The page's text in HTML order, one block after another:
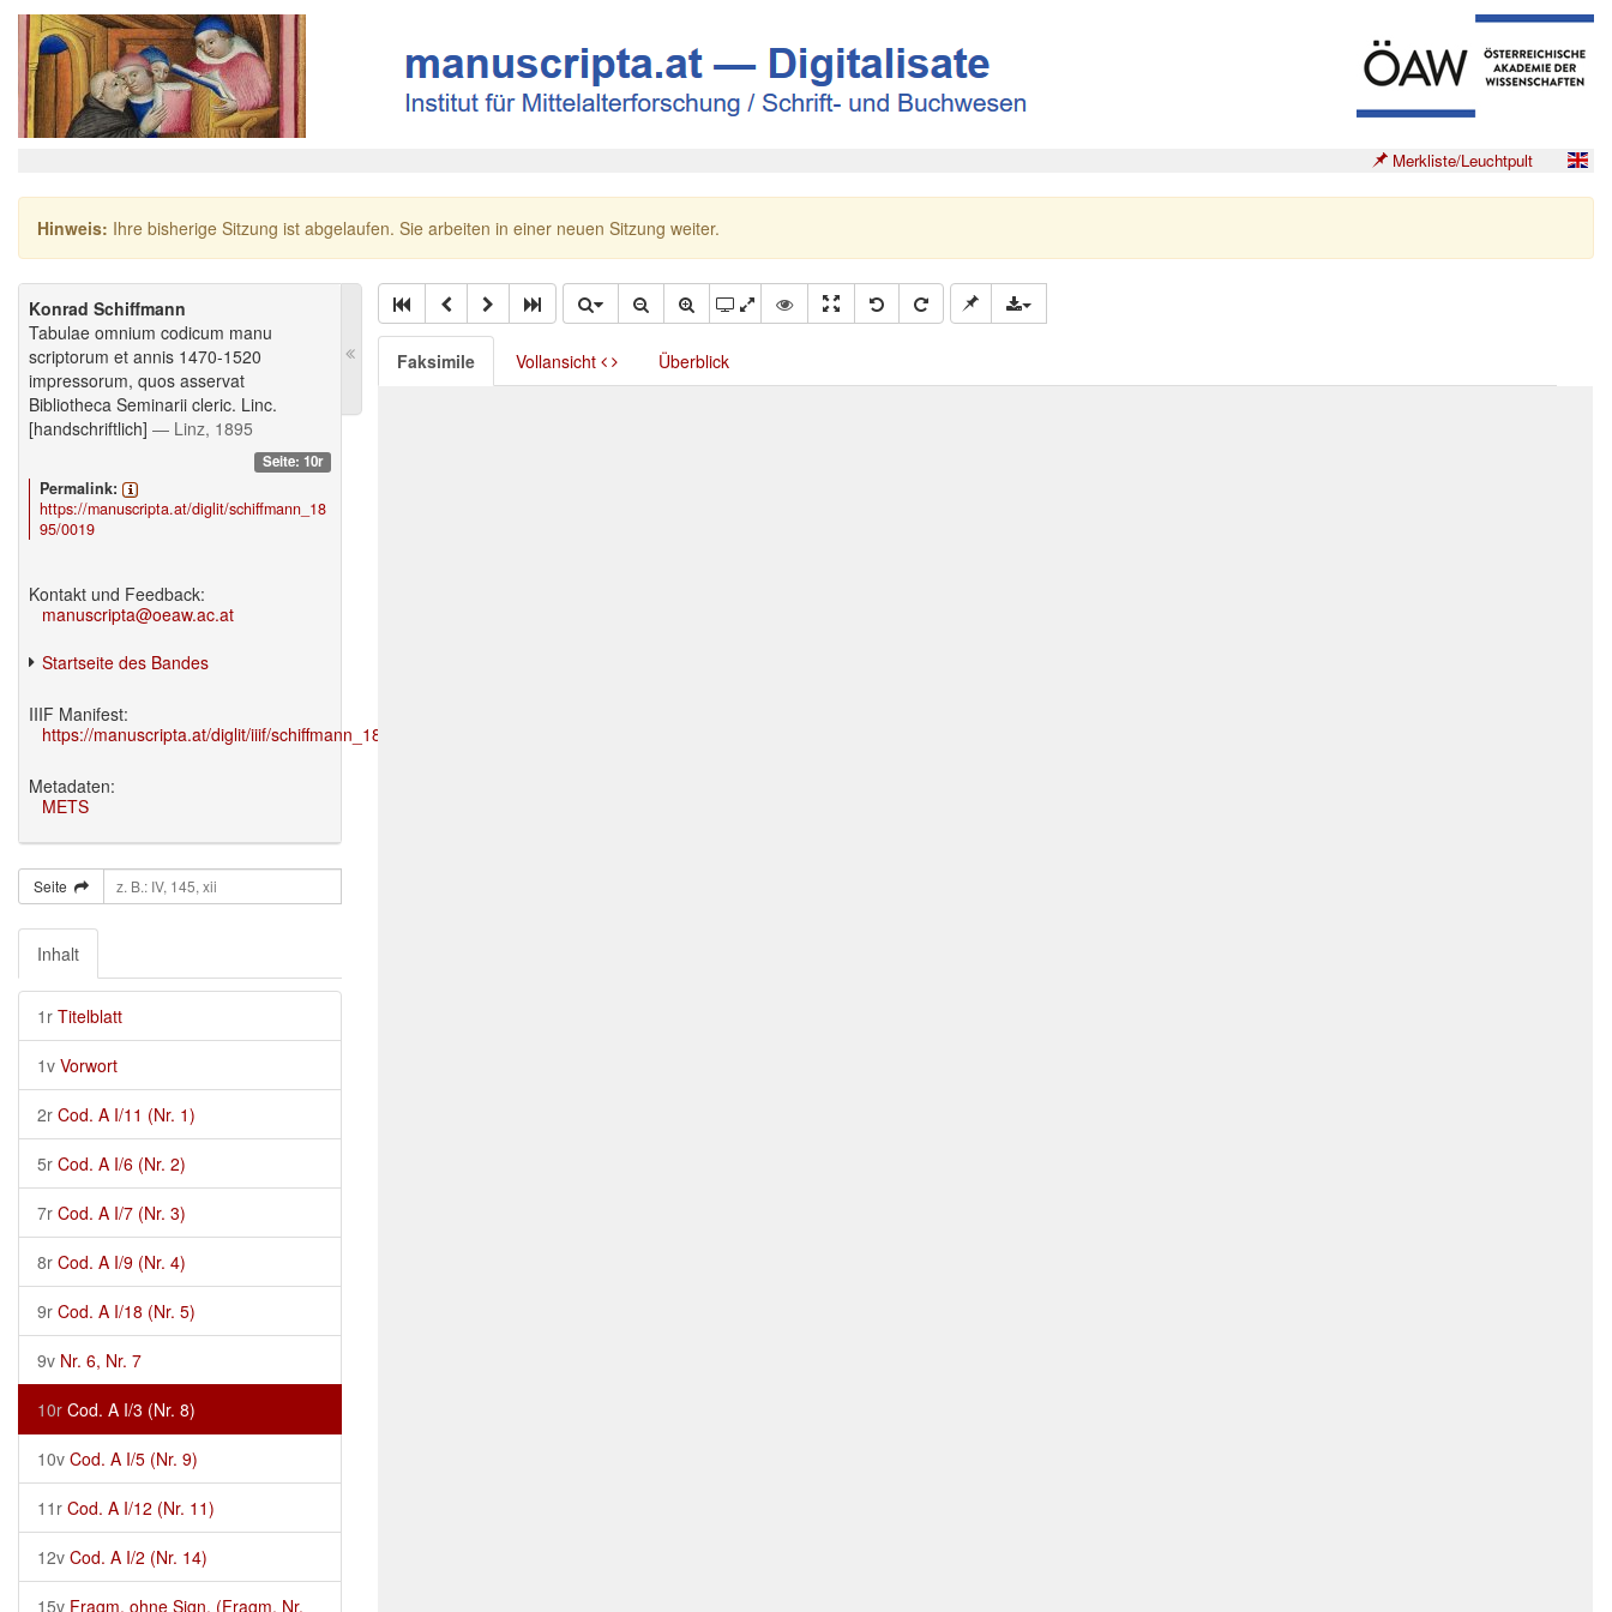
Merkliste/Leuchtpult
Hinweis: Ihre bisherige Sitzung ist abgelaufen. Sie arbeiten in einer neuen Sitzung weiter.
Konrad Schiffmann
Tabulae omnium codicum manu
scriptorum et annis 1470-1520
impressorum, quos asservat
Bibliotheca Seminarii cleric. Linc.
[handschriftlich] — Linz, 1895
Seite: 10r
Permalink:
https://manuscripta.at/diglit/schiffmann_18
95/0019
Kontakt und Feedback:
manuscripta@oeaw.ac.at
Startseite des Bandes
IIIF Manifest:
https://manuscripta.at/diglit/iiif/schiffmann_1895/manifest.json
Metadaten:
METS
Seite
Inhalt
1r Titelblatt
1v Vorwort
2r Cod. A I/11 (Nr. 1)
5r Cod. A I/6 (Nr. 2)
7r Cod. A I/7 (Nr. 3)
8r Cod. A I/9 (Nr. 4)
9r Cod. A I/18 (Nr. 5)
9v Nr. 6, Nr. 7
10r Cod. A I/3 (Nr. 8)
10v Cod. A I/5 (Nr. 9)
11r Cod. A I/12 (Nr. 11)
12v Cod. A I/2 (Nr. 14)
15v Fragm. ohne Sign. (Fragm. Nr.
Faksimile Vollansicht Überblick